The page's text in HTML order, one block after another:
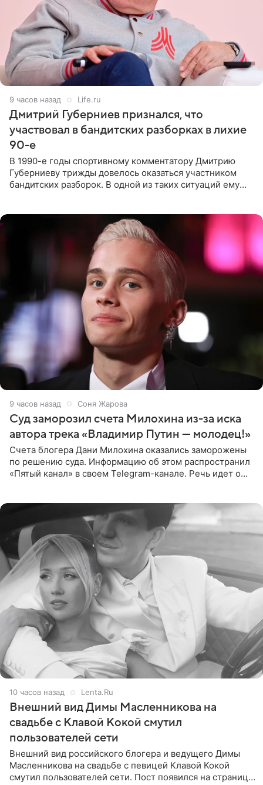
9 часов назад Life.ru
Дмитрий Губерниев признался, что
участвовал в бандитских разборках в лихие
90-е
В 1990-е годы спортивному комментатору Дмитрию
Губерниеву трижды довелось оказаться участником
бандитских разборок. В одной из таких ситуаций ему
9 часов назад Соня Жарова
Суд заморозил счета Милохина из-за иска
автора трека «Владимир Путин — молодец!»
Счета блогера Дани Милохина оказались заморожены
по решению суда. Информацию об этом распространил
«Пятый канал» в своем Telegram-канале. Речь идет о
10 часов назад Lenta.Ru
Внешний вид Димы Масленникова на
свадьбе с Клавой Кокой смутил
пользователей сети
Внешний вид российского блогера и ведущего Димы
Масленникова на свадьбе с певицей Клавой Кокой
смутил пользователей сети. Пост появился на странице